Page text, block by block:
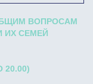
ВОПРОСАМ
ИХ СЕМЕЙ
20.00)